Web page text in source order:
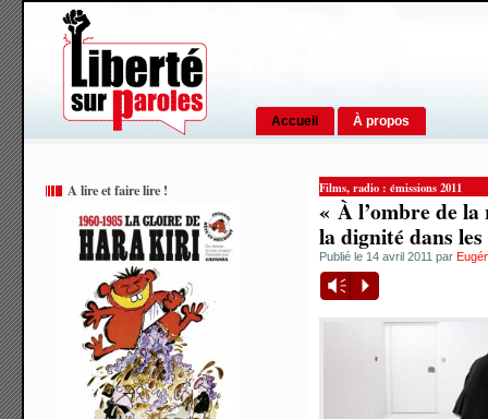
Accueil À propos
A lire et faire lire ! Films,radio : émissions 2011
« À l’ombre de
la dignité dans
Publié le 14 avril 2011 par
Vm P